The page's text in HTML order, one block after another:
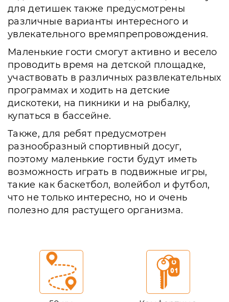
для детишек также предусмотрены
различные варианты интересного и
увлекательного времяпрепровождения.
Маленькие гости смогут активно и весело
проводить время на детской площадке,
участвовать в различных развлекательных
программах и ходить на детские
дискотеки, на пикники и на рыбалку,
купаться в бассейне.
Также, для ребят предусмотрен
разнообразный спортивный досуг,
поэтому маленькие гости будут иметь
возможность играть в подвижные игры,
такие как баскетбол, волейбол и футбол,
что не только интересно, но и очень
полезно для растущего организма.